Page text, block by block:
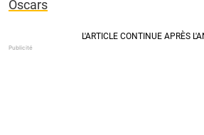
Oscars